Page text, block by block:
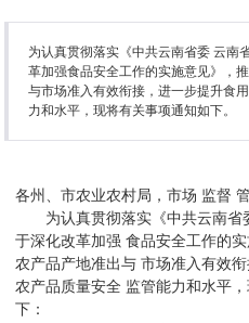
为认真贯彻落实《中共云南省委 云南
革加强食品安全工作的实施意见》，
与市场准入有效衔接，进一步提升食
力和水平，现将有关事项通知如下。
各州、市农业农村局，市场 监督 管
为认真贯彻落实《中共云南省
于深化改革加强 食品安全工作的
农产品产地准出与 市场准入有效
农产品质量安全 监管能力和水平
下：